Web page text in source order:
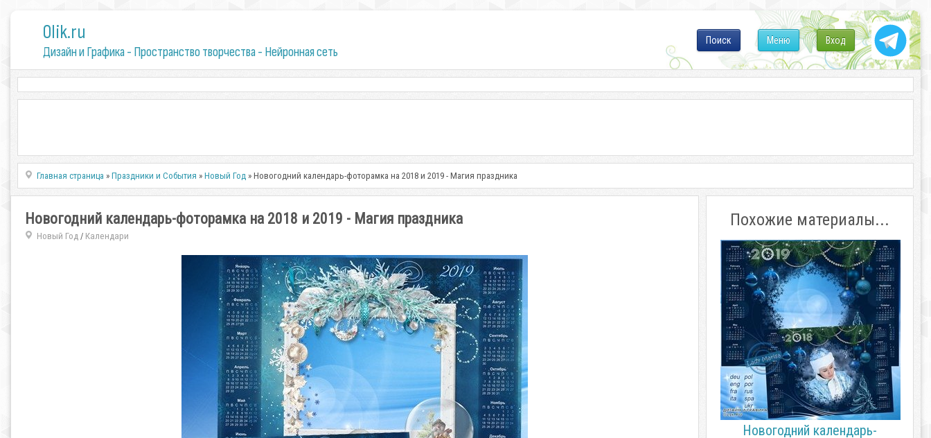
0lik.ru
Дизайн и Графика - Пространство творчества - Нейронная сеть
Вход
Меню
Поиск
Главная страница »Праздники и События »Новый Год » Новогодний календарь-фоторамка на 2018 и 2019 - Магия праздника
Новогодний календарь-фоторамка на 2018 и 2019 - Магия праздника
Новый Год/ Календари
Похожие материалы...
Новогодний календарь-